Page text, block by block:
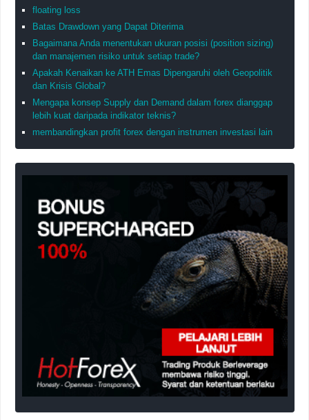
floating loss
Batas Drawdown yang Dapat Diterima
Bagaimana Anda menentukan ukuran posisi (position sizing)
dan manajemen risiko untuk setiap trade?
Apakah Kenaikan ke ATH Emas Dipengaruhi oleh Geopolitik
dan Krisis Global?
Mengapa konsep Supply dan Demand dalam forex dianggap
lebih kuat daripada indikator teknis?
membandingkan profit forex dengan instrumen investasi lain